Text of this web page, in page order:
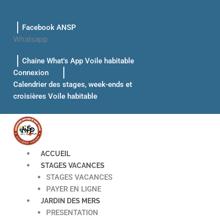
contenuFacebook ANSP
Whatsapp
Chaine What's App Voile habitable
Connexion
Calendrier des stages, week-ends et
croisières Voile habitable
ACCUEIL
STAGES VACANCES
STAGES VACANCES
PAYER EN LIGNE
JARDIN DES MERS
PRESENTATION